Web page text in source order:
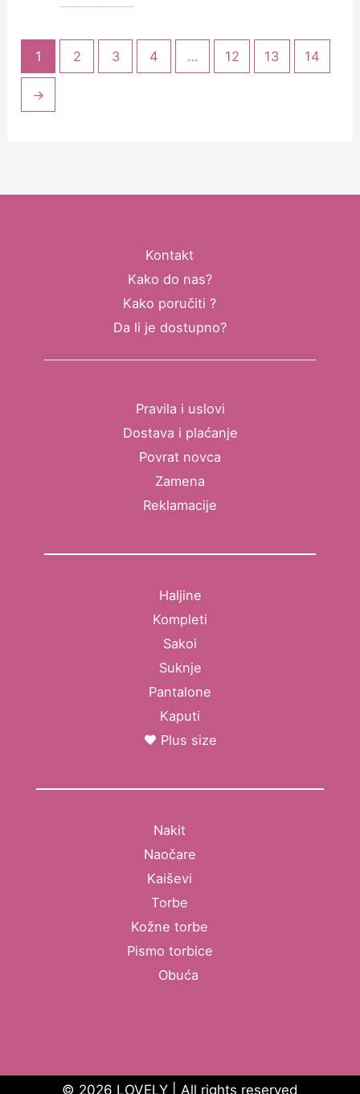
1 2 3 4 … 12 13 14
→
Kontakt
Kako do nas?
Kako poručiti ?
Da li je dostupno?
Pravila i uslovi
Dostava i plaćanje
Povrat novca
Zamena
Reklamacije
Haljine
Kompleti
Sakoi
Suknje
Pantalone
Kaputi
Plus size
Nakit
Naočare
Kaiševi
Torbe
Kožne torbe
Pismo torbice
Obuća
© 2026 LOVELY | All rights reserved